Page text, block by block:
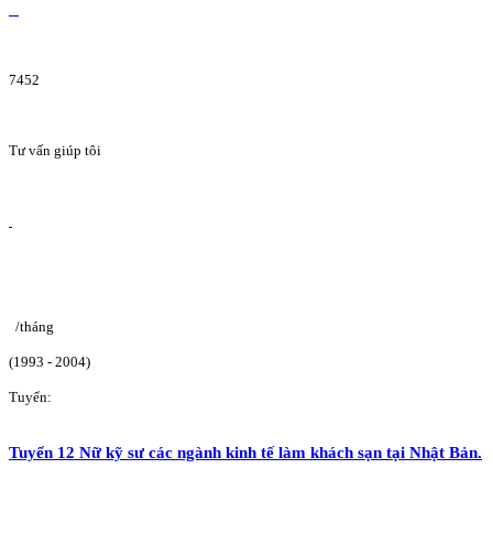
7452
Tư vấn giúp tôi
/tháng
(1993 - 2004)
Tuyển:
Tuyển 12 Nữ kỹ sư các ngành kinh tế làm khách sạn tại Nhật Bản.